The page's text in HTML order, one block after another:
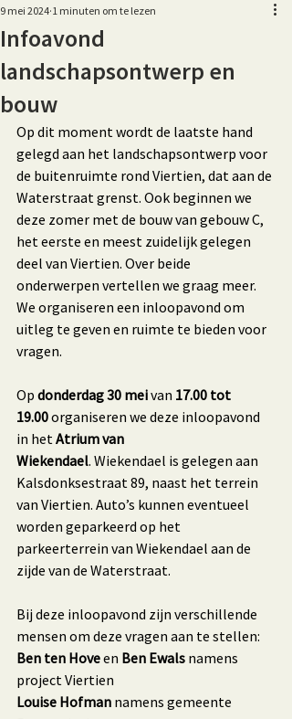
Infoavond
landschapsontwerp en
bouw
9 mei 2024 1 minuten om te lezen
Op dit moment wordt de laatste hand
gelegd aan het landschapsontwerp voor
de buitenruimte rond Viertien, dat aan de
Waterstraat grenst. Ook beginnen we
deze zomer met de bouw van gebouw C,
het eerste en meest zuidelijk gelegen
deel van Viertien. Over beide
onderwerpen vertellen we graag meer.
We organiseren een inloopavond om
uitleg te geven en ruimte te bieden voor
vragen.
Op donderdag 30 mei van 17.00 tot
19.00 organiseren we deze inloopavond
in het Atrium van
Wiekendael. Wiekendael is gelegen aan
Kalsdonksestraat 89, naast het terrein
van Viertien. Auto’s kunnen eventueel
worden geparkeerd op het
parkeerterrein van Wiekendael aan de
zijde van de Waterstraat.
Bij deze inloopavond zijn verschillende
mensen om deze vragen aan te stellen:
Ben ten Hove en Ben Ewals namens
project Viertien
Louise Hofman namens gemeente